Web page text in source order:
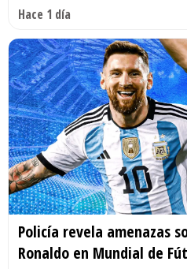
Hace 1 día
Policía revela amenazas
Ronaldo en Mundial de